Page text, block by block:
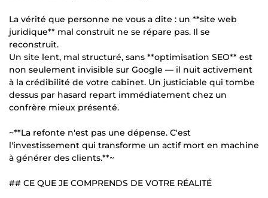
La vérité que personne ne vous a dite : un **site web
juridique** mal construit ne se répare pas. Il se
reconstruit.
Un site lent, mal structuré, sans **optimisation SEO** est
non seulement invisible sur Google — il nuit activement
à la crédibilité de votre cabinet. Un justiciable qui tombe
dessus par hasard repart immédiatement chez un
confrère mieux présenté.
~**La refonte n'est pas une dépense. C'est
l'investissement qui transforme un actif mort en machine
à générer des clients.**~
## CE QUE JE COMPRENDS DE VOTRE RÉALITÉ